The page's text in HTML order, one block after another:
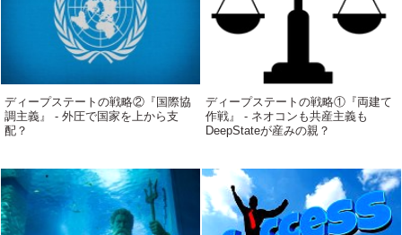
ディープステートの戦略②『国際協
調主義』 - 外圧で国家を上から支
配？
ディープステートの戦略①『両建て
作戦』 - ネオコンも共産主義も
DeepStateが産みの親？